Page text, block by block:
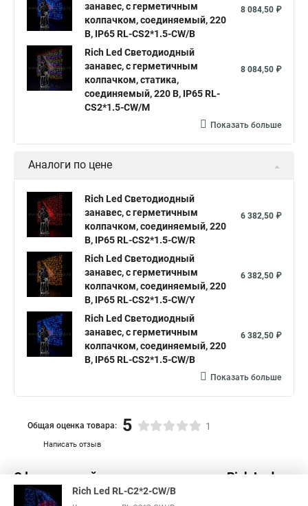
Светодиодный занавес дождь купить
Занавес светодиодный
Светодиодная гирлянда занавес белая
Купить гирлянда светодиодная занавес
Светодиодные гирлянды занавес
Гирлянда дождь светодиодный занавес
Светодиодный занавес дождь
Светодиодные дожди занавесы купить
Светодиодный занавес уличный
Занавес светодиодный уличный
Светодиодные занавесы купить Занавес светодиодный led
Гирлянда занавес штора светодиодная
Светодиодная занавес дождь
Занавес уличный светодиодный
Купить гирлянду дождь светодиодную на занавес
Занавес светодиодные Куплю светодиодный занавес
Светодиодные занавес купить
Светодиодные занавесы и дожди
Дождь светодиодный занавес
занавес, с герметичным
колпачком, соединяемый, 220
В, IP65 RL-CS2*1.5-CW/B
8 084,50 ₽
Rich Led Светодиодный
занавес, с герметичным
колпачком, статика,
соединяемый, 220 В, IP65 RL-
CS2*1.5-CW/M
8 084,50 ₽
Показать больше
Аналоги по цене
Rich Led Светодиодный
занавес, с герметичным
колпачком, соединяемый, 220
В, IP65 RL-CS2*1.5-CW/R
6 382,50 ₽
Rich Led Светодиодный
занавес, с герметичным
колпачком, соединяемый, 220
В, IP65 RL-CS2*1.5-CW/Y
6 382,50 ₽
Rich Led Светодиодный
занавес, с герметичным
колпачком, соединяемый, 220
В, IP65 RL-CS2*1.5-CW/B
6 382,50 ₽
Показать больше
Написать отзыв
Общая оценка товара: 5 1
Официальный поставщик компании Rich Led
России
Rich Led RL-C2*2-CW/B